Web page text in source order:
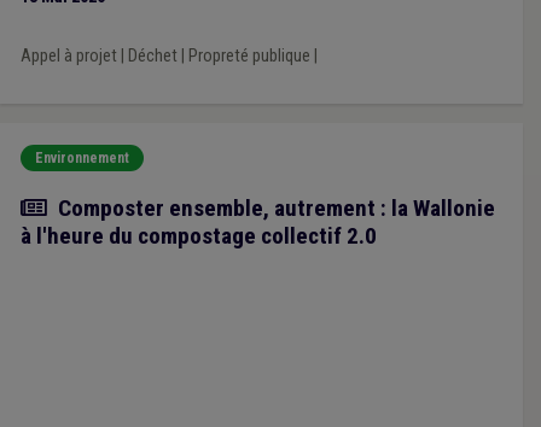
Appel à projet| Déchet| Propreté publique
Environnement
Article
Composter ensemble, autrement : la Wallonie
à l'heure du compostage collectif 2.0